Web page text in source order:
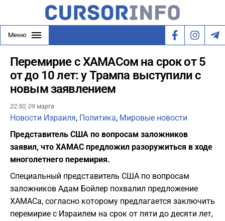
Меню
Перемирие с ХАМАСом на срок от 5
от до 10 лет: у Трампа выступили с
новым заявлением
22:50, 09 марта
Новости Израиля, Политика, Мировые новости
Представитель США по вопросам заложников
заявил, что ХАМАС предложил разоружиться в ходе
многолетнего перемирия.
Специальный представитель США по вопросам
заложников Адам Бойлер похвалил предложение
ХАМАСа, согласно которому предлагается заключить
перемирие с Израилем на срок от пяти до десяти лет,